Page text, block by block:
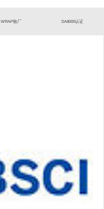
WRAP验厂 SA8000认证